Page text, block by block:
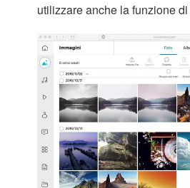
utilizzare anche la funzione